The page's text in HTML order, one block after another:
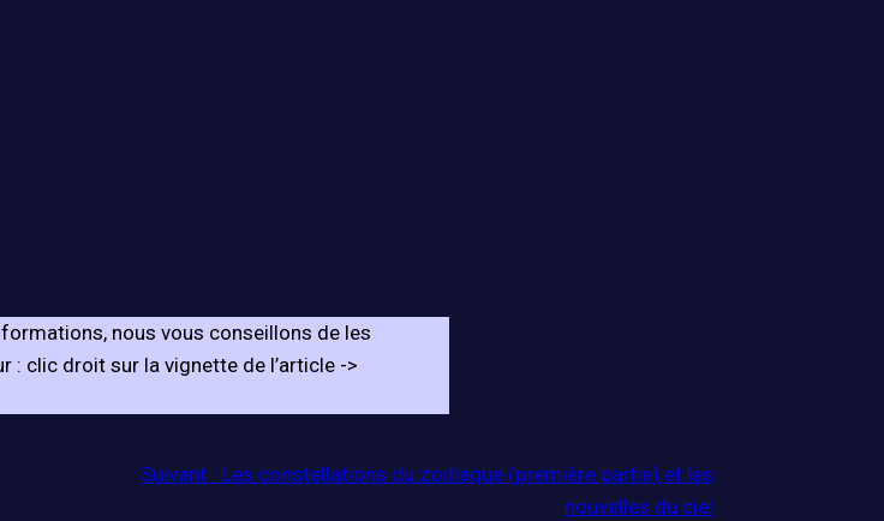
nous vous conseillons de les
clic droit sur la vignette de l’article ->
Suivant : Les constellations du zodiaque (première partie) et les
nouvelles du ciel